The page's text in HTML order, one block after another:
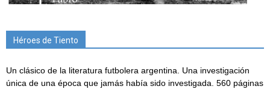
Héroes de Tiento
Un clásico de la literatura futbolera argentina. Una investigación
única de una época que jamás había sido investigada. 560 páginas